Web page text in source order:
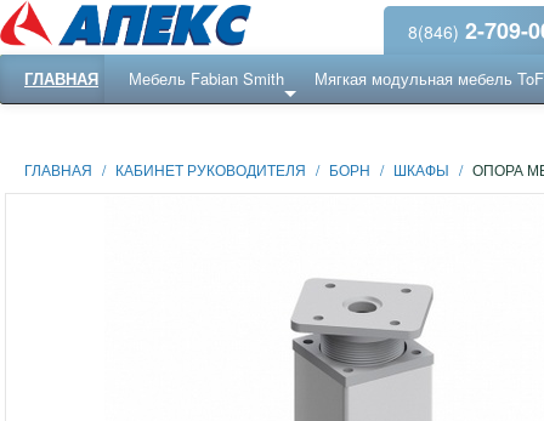
8(846) 2-709-
ГЛАВНАЯ Мебель Fabian Smith Мягкая модульная мебель
ГЛАВНАЯ / КАБИНЕТ РУКОВОДИТЕЛЯ / БОРН / ШКАФЫ / ОПОРА